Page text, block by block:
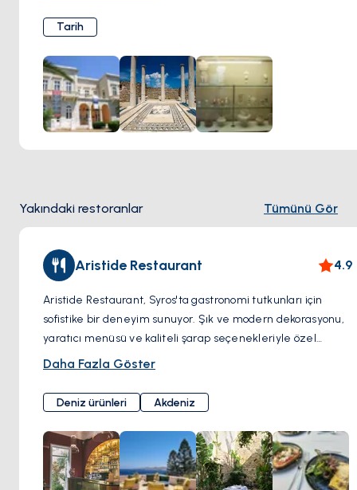
olmak üzere Kiklad uygarlığından kalma eserleri sergiliyor.
Syros'un antik geçmişini ve Ege tarihindeki rolünü anlamak
isteyenler için müzeyi ziyaret etmek şart.
Tarih
Yakındaki restoranlar Tümünü Gör
Aristide Restaurant 4.9
Aristide Restaurant, Syros'ta gastronomi tutkunları için
sofistike bir deneyim sunuyor. Şık ve modern dekorasyonu,
yaratıcı menüsü ve kaliteli şarap seçenekleriyle özel
akşam yemekleri için ideal bir mekan. Yerel malzemelerle
Syros’un öne çıkan adreslerinden biri yapıyor.
Daha Fazla Göster
Deniz ürünleri Akdeniz